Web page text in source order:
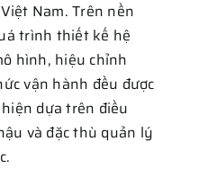
Nam. Trên nền
trình thiết kế hệ
hình, hiệu chỉnh
vận hành đều được
dựa trên điều
và đặc thù quản lý